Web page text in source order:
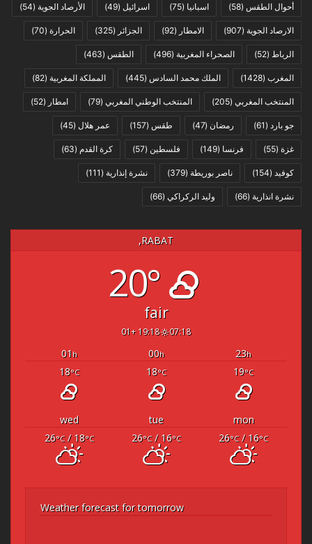
أحوال الطقس (58) اسبانيا (75) اسرائيل (49) الأرصاد الجوية (54)
الارصاد الجوية (907) الامطار (92) الجزائر (325) الحرارة (70)
الرباط (52) الصحراء المغربية (496) الطقس (463)
المغرب (1428) الملك محمد السادس (445) المملكة المغربية (82)
المنتخب المغربي (205) المنتخب الوطني المغربي (79) امطار (52)
جو بارد (61) رمضان (47) طقس (157) عمر هلال (45)
غزة (55) فرنسا (149) فلسطين (57) كرة القدم (63)
كوفيد (154) ناصر بوريطة (379) نشرة إنذارية (111)
نشرة انذارية (66) وليد الركراكي (66)
RABAT,
20°
fair
07:18
19:18 +01
23h
00h
01 h
19°C
18°C
18°C
mon
tue
wed
26°C/ 16°C
26°C/ 16°C
26°C/ 18°C
Weather forecast for tomorrow